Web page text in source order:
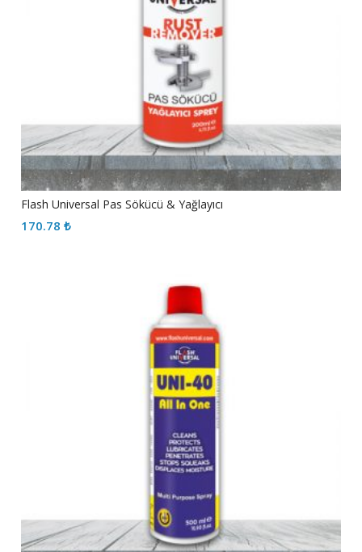
Flash Universal Pas Sökücü & Yağlayıcı
170.78 ₺